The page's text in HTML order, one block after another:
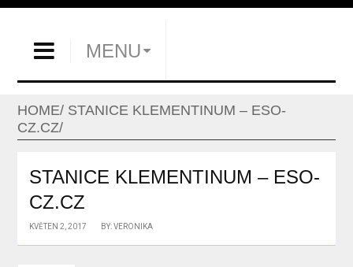
MENU
HOME STANICE KLEMENTINUM – ESO-
CZ.CZ
STANICE KLEMENTINUM – ESO-
CZ.CZ
KVĚTEN 2, 2017 BY: VERONIKA